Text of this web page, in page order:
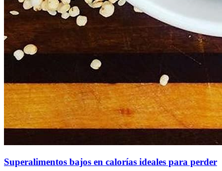
Superalimentos bajos en calorías ideales para perder